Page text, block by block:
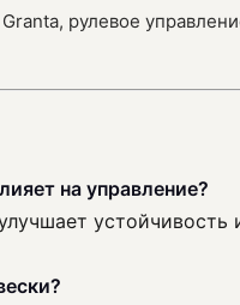
рулевое
на управление?